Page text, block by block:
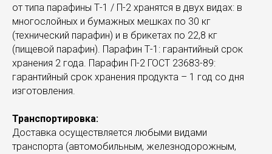
от типа парафины Т-1 / П-2 хранятся в двух видах: в
многослойных и бумажных мешках по 30 кг
(технический парафин) и в брикетах по 22,8 кг
(пищевой парафин). Парафин Т-1: гарантийный срок
хранения 2 года. Парафин П-2 ГОСТ 23683-89:
гарантийный срок хранения продукта – 1 год со дня
изготовления.
Транспортировка:
Доставка осуществляется любыми видами
транспорта (автомобильным, железнодорожным,